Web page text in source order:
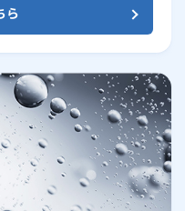
ら